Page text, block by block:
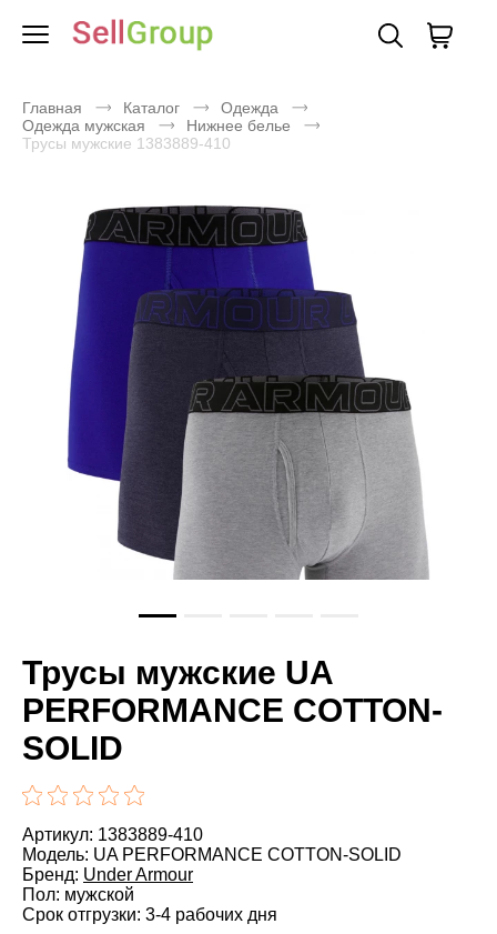
Главная Каталог
Одежда
Одежда мужская
Нижнее белье
Трусы мужские 1383889-410
Трусы мужские UA
PERFORMANCE COTTON-
SOLID
Артикул: 1383889-410
Модель: UA PERFORMANCE COTTON-SOLID
Бренд: Under Armour
Пол: мужской
Срок отгрузки: 3-4 рабочих дня